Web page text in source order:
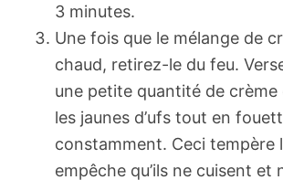
3 minutes.
Une fois que le mélange de
chaud, retirez-le du feu.
une petite quantité de crème
les jaunes d’ufs tout en
constamment. Ceci tempère
empêche qu’ils ne cuisent et